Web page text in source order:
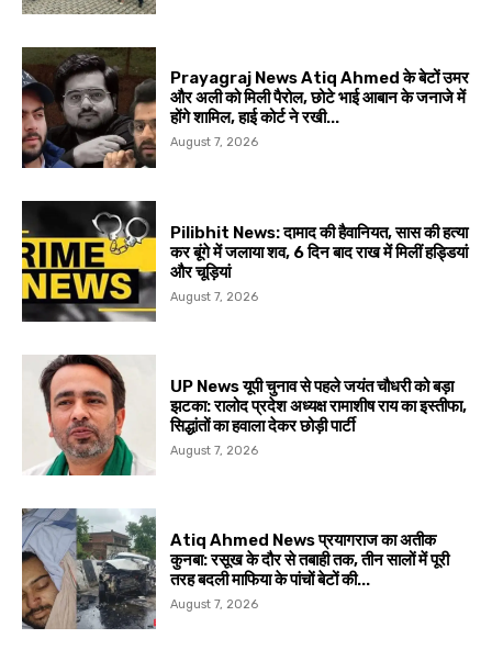
Prayagraj News Atiq Ahmed के बेटों उमर
और अली को मिली पैरोल, छोटे भाई आबान के जनाजे में
होंगे शामिल, हाई कोर्ट ने रखी...
August 7, 2026
Pilibhit News: दामाद की हैवानियत, सास की हत्या
कर बूंगे में जलाया शव, 6 दिन बाद राख में मिलीं हड्डियां
और चूड़ियां
August 7, 2026
UP News यूपी चुनाव से पहले जयंत चौधरी को बड़ा
झटका: रालोद प्रदेश अध्यक्ष रामाशीष राय का इस्तीफा,
सिद्धांतों का हवाला देकर छोड़ी पार्टी
August 7, 2026
Atiq Ahmed News प्रयागराज का अतीक
कुनबा: रसूख के दौर से तबाही तक, तीन सालों में पूरी
तरह बदली माफिया के पांचों बेटों की...
August 7, 2026